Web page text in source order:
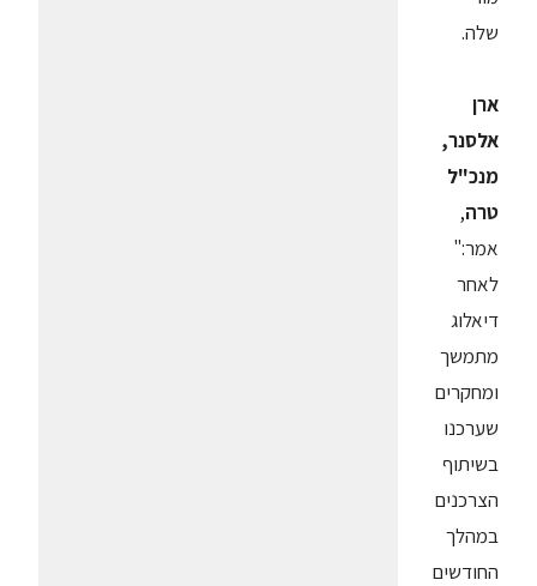
שלה.
ארן
אלסנר,
מנכ"ל
טרה,
אמר:"
לאחר
דיאלוג
מתמשך
ומחקרים
שערכנו
בשיתוף
הצרכנים
במהלך
החודשים